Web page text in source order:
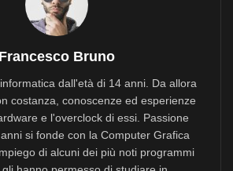
Francesco Bruno
dall'età di 14 anni. Da allora
costanza, conoscenze ed esperienze
e l'overclock di essi. Passione
si fonde con la Computer Grafica
di alcuni dei più noti programmi